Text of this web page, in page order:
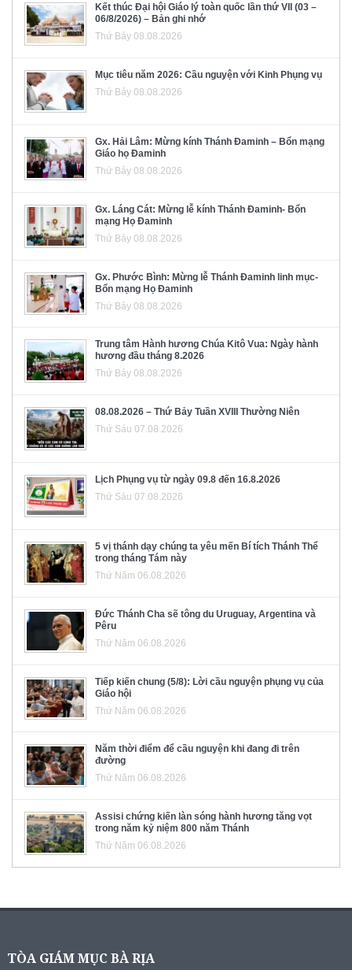
Kết thúc Đại hội Giáo lý toàn quốc lần thứ VII (03 –
06/8/2026) – Bản ghi nhớ
Thứ Bảy 08.08.2026
Mục tiêu năm 2026: Cầu nguyện với Kinh Phụng vụ
Thứ Bảy 08.08.2026
Gx. Hải Lâm: Mừng kính Thánh Đaminh – Bổn mạng
Giáo họ Đaminh
Thứ Bảy 08.08.2026
Gx. Láng Cát: Mừng lễ kính Thánh Đaminh- Bổn
mạng Họ Đaminh
Thứ Bảy 08.08.2026
Gx. Phước Bình: Mừng lễ Thánh Đaminh linh mục-
Bổn mạng Họ Đaminh
Thứ Bảy 08.08.2026
Trung tâm Hành hương Chúa Kitô Vua: Ngày hành
hương đầu tháng 8.2026
Thứ Bảy 08.08.2026
08.08.2026 – Thứ Bảy Tuần XVIII Thường Niên
Thứ Sáu 07.08.2026
Lịch Phụng vụ từ ngày 09.8 đến 16.8.2026
Thứ Sáu 07.08.2026
5 vị thánh dạy chúng ta yêu mến Bí tích Thánh Thể
trong tháng Tám này
Thứ Năm 06.08.2026
Đức Thánh Cha sẽ tông du Uruguay, Argentina và
Pêru
Thứ Năm 06.08.2026
Tiếp kiến chung (5/8): Lời cầu nguyện phụng vụ của
Giáo hội
Thứ Năm 06.08.2026
Năm thời điểm để cầu nguyện khi đang đi trên
đường
Thứ Năm 06.08.2026
Assisi chứng kiến làn sóng hành hương tăng vọt
trong năm kỷ niệm 800 năm Thánh
Thứ Năm 06.08.2026
TÒA GIÁM MỤC BÀ RỊA